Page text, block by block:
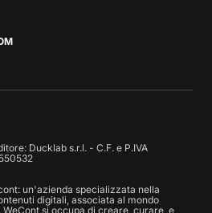
Ducklab s.r.l. - C.F. e P.IVA
un'azienda specializzata nella
digitali, associata al mondo
si occupa di creare, curare, e